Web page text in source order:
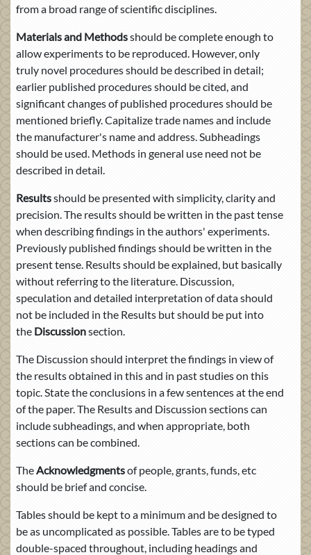
from a broad range of scientific disciplines.
Materials and Methodsshould be complete enough to
allow experiments to be reproduced. However, only
truly novel procedures should be described in detail;
earlier published procedures should be cited, and
significant changes of published procedures should be
mentioned briefly. Capitalize trade names and include
the manufacturer's name and address. Subheadings
should be used. Methods in general use need not be
described in detail.
Resultsshould be presented with simplicity, clarity and
precision. The results should be written in the past tense
when describing findings in the authors' experiments.
Previously published findings should be written in the
present tense. Results should be explained, but basically
without referring to the literature. Discussion,
speculation and detailed interpretation of data should
not be included in the Results but should be put into
the Discussionsection.
The Discussion should interpret the findings in view of
the results obtained in this and in past studies on this
topic. State the conclusions in a few sentences at the end
of the paper. The Results and Discussion sections can
include subheadings, and when appropriate, both
sections can be combined.
TheAcknowledgmentsof people, grants, funds, etc
should be brief and concise.
Tables should be kept to a minimum and be designed to
be as uncomplicated as possible. Tables are to be typed
double-spaced throughout, including headings and